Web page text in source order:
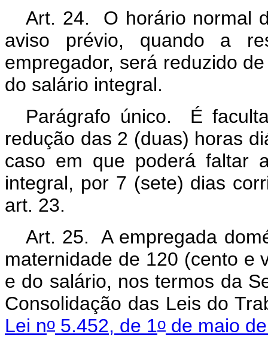
Art. 24. O horário normal
aviso prévio, quando a
empregador, será reduzido
do salário integral.
Parágrafo único. É
redução das 2 (duas) horas
caso em que poderá faltar
integral, por 7 (sete) dias
art. 23.
Art. 25. A empregada
maternidade de 120 (cento e
e do salário, nos termos da
Consolidação das Leis do
Lei no 5.452, de 1o de maio